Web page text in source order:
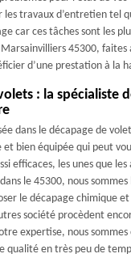
les travaux d’entretien tel
car ces tâches sont les
45300, faites
d’une prestation à la
: la spécialiste
dans le décapage de
bien équipée qui peut
efficaces, les unes que
le 45300, nous
le décapage chimique
société procèdent
expertise, nous sommes
qualité en très peu de